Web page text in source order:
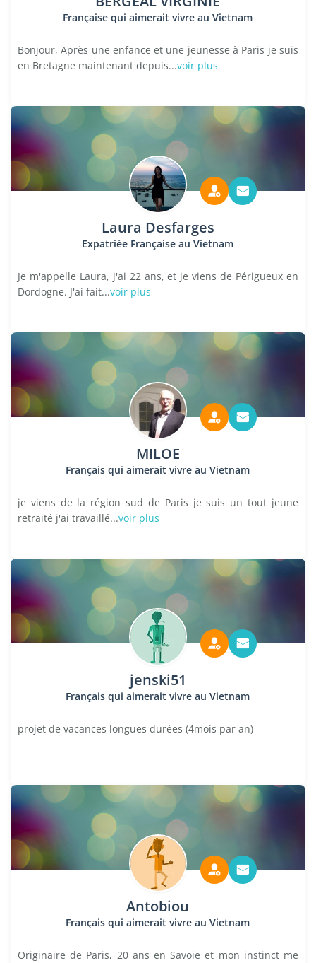
Française qui aimerait vivre au Vietnam
Bonjour, Après une enfance et une jeunesse à Paris je suis
en Bretagne maintenant depuis...voir plus
Laura Desfarges
Expatriée Française au Vietnam
Je m'appelle Laura, j'ai 22 ans, et je viens de Périgueux en
Dordogne. J'ai fait...voir plus
MILOE
Français qui aimerait vivre au Vietnam
je viens de la région sud de Paris je suis un tout jeune
retraité j'ai travaillé...voir plus
jenski51
Français qui aimerait vivre au Vietnam
projet de vacances longues durées (4mois par an)
Antobiou
Français qui aimerait vivre au Vietnam
Originaire de Paris, 20 ans en Savoie et mon instinct me